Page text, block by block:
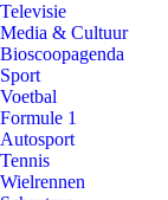
Televisie
Media & Cultuur
Bioscoopagenda
Sport
Voetbal
Formule 1
Autosport
Tennis
Wielrennen